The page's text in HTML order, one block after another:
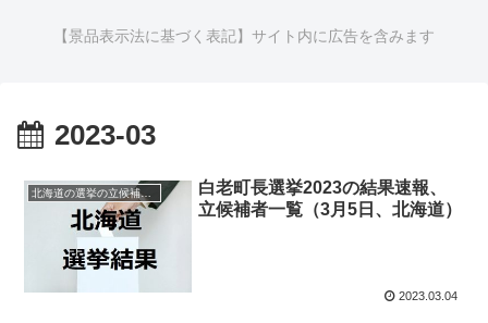
【景品表示法に基づく表記】サイト内に広告を含みます
2023-03
北海道の選挙の立候補者と結果速報一覧
白老町長選挙2023の結果速報、
立候補者一覧（3月5日、北海道）
2023.03.04